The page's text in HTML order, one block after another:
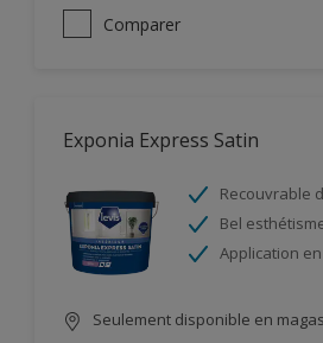
Comparer
Exponia Express Satin
Recouvrable
Bel
Application
Seulement disponible en